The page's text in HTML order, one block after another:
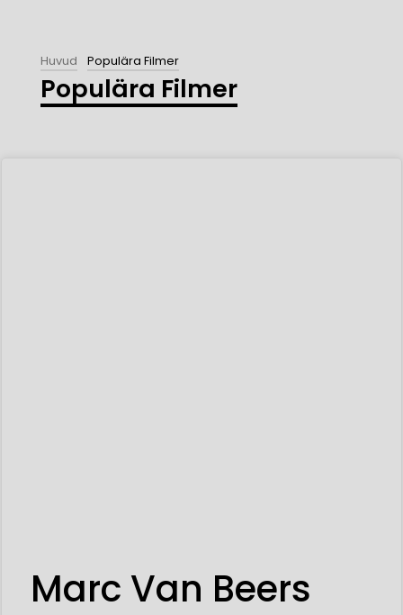
Huvud Populära Filmer
Populära Filmer
Marc Van Beers